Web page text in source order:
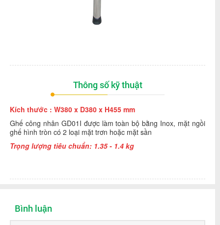
Thông số kỹ thuật
Kích thước : W380 x D380 x H455 mm
Ghế công nhân GD01I được làm toàn bộ bằng Inox, mặt ngồi
ghế hình tròn có 2 loại mặt trơn hoặc mặt sần
Trọng lượng tiêu chuẩn: 1.35 - 1.4 kg
Bình luận